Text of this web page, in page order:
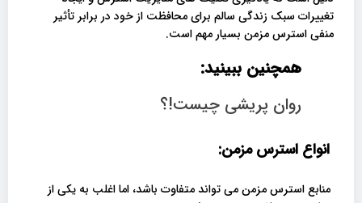
تغییرات سبک زندگی سالم برای محافظت از خود در برابر تأثیر
منفی استرس مزمن بسیار مهم است.
همچنین ببینید:
روان پریشی چیست!؟
انواع استرس مزمن:
منابع استرس مزمن می تواند متفاوت باشد، اما اغلب به یکی از